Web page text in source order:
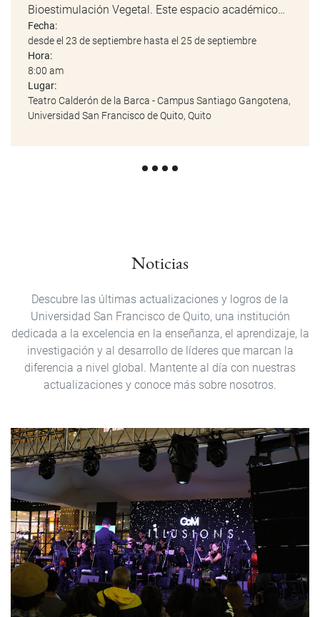
intercambio de conocimientos en el…
Fecha:
desde el 26 de octubre hasta el 30 de octubre
Hora:
9:00 am
Lugar:
Campus San Cristóbal USFQ
Universidad San Francisco de Quito, una institución
dedicada a la excelencia en la enseñanza, el aprendizaje, la
investigación y al desarrollo de líderes que marcan la
diferencia a nivel global. Mantente al día con nuestras
actualizaciones y conoce más sobre nosotros.